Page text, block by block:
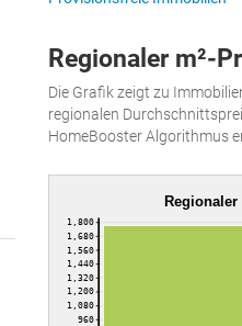
Regionaler m²-
Die Grafik zeigt zu
regionalen
HomeBooster Algorithmus
Regionaler
960
1,080
1,200
1,320
1,440
1,560
1,680
1,800